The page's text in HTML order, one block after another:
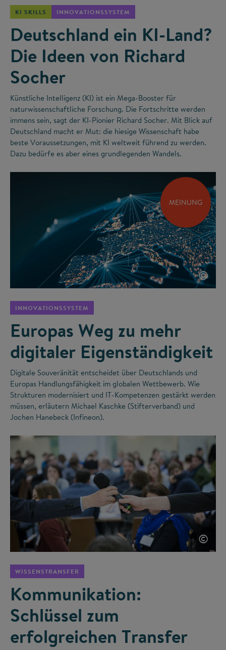
KI SKILLS INNOVATIONSSYSTEM
Deutschland ein KI-Land?
Die Ideen von Richard
Socher
Künstliche Intelligenz (KI) ist ein Mega-Booster für
naturwissenschaftliche Forschung. Die Fortschritte werden
immens sein, sagt der KI-Pionier Richard Socher. Mit Blick auf
Deutschland macht er Mut: die hiesige Wissenschaft habe
beste Voraussetzungen, mit KI weltweit führend zu werden.
Dazu bedürfe es aber eines grundlegenden Wandels.
MEINUNG
©
INNOVATIONSSYSTEM
Europas Weg zu mehr
digitaler Eigenständigkeit
Digitale Souveränität entscheidet über Deutschlands und
Europas Handlungsfähigkeit im globalen Wettbewerb. Wie
Strukturen modernisiert und IT-Kompetenzen gestärkt werden
müssen, erläutern Michael Kaschke (Stifterverband) und
Jochen Hanebeck (Infineon).
©
WISSENSTRANSFER
Kommunikation:
Schlüssel zum
erfolgreichen Transfer